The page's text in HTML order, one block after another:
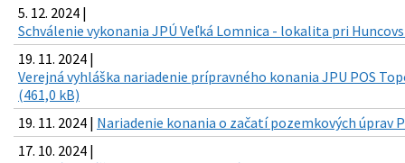
5. 12. 2024 |
Schválenie vykonania JPÚ Veľká Lomnica - lokalita pri
19. 11. 2024 |
Verejná vyhláška nariadenie prípravného konania JPU POS
(461,0 kB)
19. 11. 2024 | Nariadenie konania o začatí pozemkových úprav
17. 10. 2024 |